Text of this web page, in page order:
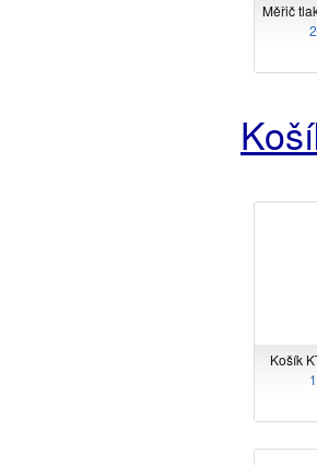
Měřič
Košík